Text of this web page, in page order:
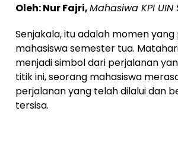
Oleh: Nur Fajri,Mahasiwa KPI
Senjakala, itu adalah momen
mahasiswa semester tua.
menjadi simbol dari perjalanan
titik ini, seorang mahasiswa
perjalanan yang telah dilalui dan
tersisa.